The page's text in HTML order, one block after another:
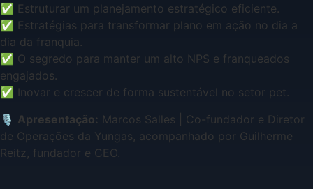
✅ Estruturar um planejamento estratégico eficiente.
✅ Estratégias para transformar plano em ação no dia a
dia da franquia.
✅ O segredo para manter um alto NPS e franqueados
engajados.
✅ Inovar e crescer de forma sustentável no setor pet.
🎙️ Apresentação: Marcos Salles | Co-fundador e Diretor
de Operações da Yungas, acompanhado por Guilherme
Reitz, fundador e CEO.